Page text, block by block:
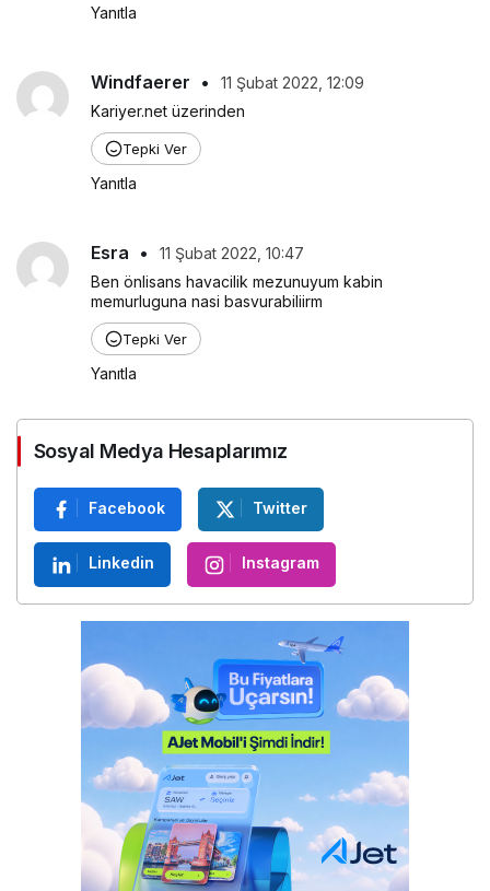
Yanıtla
Windfaerer •
11 Şubat 2022, 12:09
Kariyer.net üzerinden
Tepki Ver
Yanıtla
Esra •
11 Şubat 2022, 10:47
Ben önlisans havacilik mezunuyum kabin
memurluguna nasi basvurabiliirm
Tepki Ver
Yanıtla
Sosyal Medya Hesaplarımız
Facebook Twitter
Linkedin Instagram